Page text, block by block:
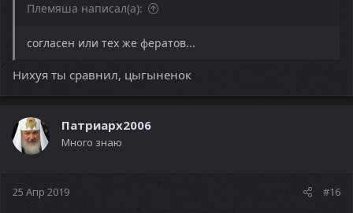
Племяша написал(а):
согласен или тех же фератов...
Нихуя ты сравнил, цыгыненок
Патриарх2006
Много знаю
25 Апр 2019 #16